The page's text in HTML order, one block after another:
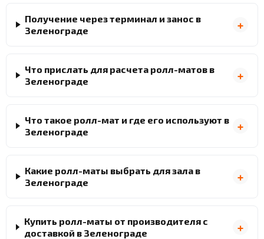
Получение через терминал и занос в
Зеленограде
Что прислать для расчета ролл-матов в
Зеленограде
Что такое ролл-мат и где его используют в
Зеленограде
Какие ролл-маты выбрать для зала в
Зеленограде
Купить ролл-маты от производителя с
доставкой в Зеленограде